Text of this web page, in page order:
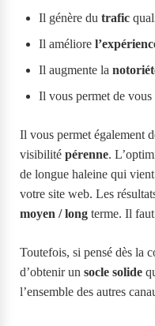
Il génère du trafic
Il améliore
Il augmente la
Il vous permet de vous
Il vous permet également
visibilité pérenne.
de longue haleine qui
votre site web. Les
moyen / long terme. Il
Toutefois, si pensé dès la
d’obtenir un socle solide
l’ensemble des autres